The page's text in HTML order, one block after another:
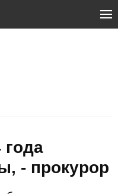
года
- прокурор